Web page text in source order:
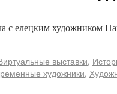
с елецким художником
выставки,
художники,